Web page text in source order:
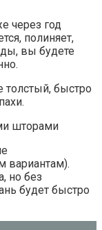
через год
полиняет,
вы будете
толстый, быстро
шторами
вариантам).
но без
будет быстро